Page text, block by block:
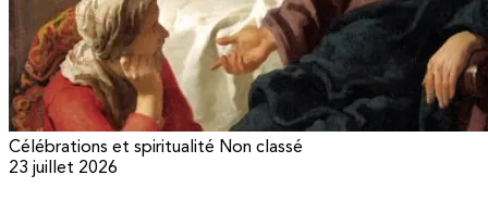
Célébrations et spiritualité Non classé
23 juillet 2026